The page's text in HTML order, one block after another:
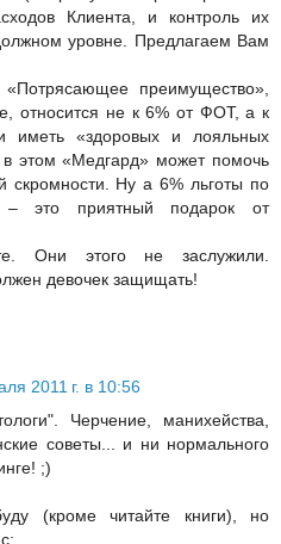
Клиента, и контроль их
уровне. Предлагаем Вам
преимущество»,
относится не к 6% от ФОТ, а к
иметь «здоровых и лояльных
этом «Медгард» может помочь
скромности. Ну а 6% льготы по
это приятный подарок от
Они этого не заслужили.
девочек защищать!
2011 г. в 10:56
Черчение, манихейства,
советы... и ни нормального
;)
(кроме читайте книги), но